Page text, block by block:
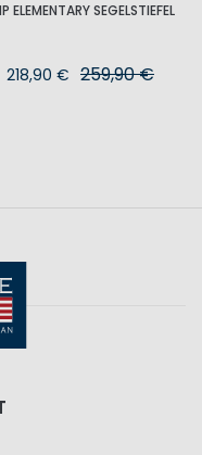
ELEMENTARY SEGELSTIEFEL
218,90 € 259,90 €